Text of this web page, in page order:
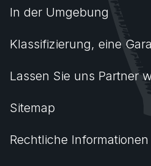
In der Umgebung
Klassifizierung, eine
Lassen Sie uns Partner
Sitemap
Rechtliche Informationen